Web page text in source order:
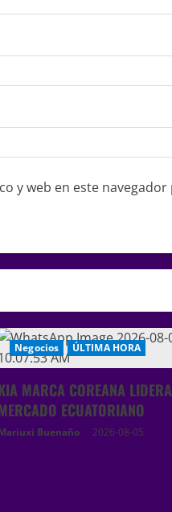
y web en este
Negocios ÚLTIMA HORA
MARCA COREANA LIDERA
ECUATORIANO
Buenaño 2026-08-05